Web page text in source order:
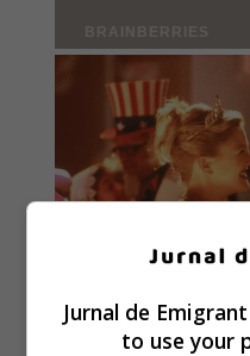
Jurnal de
to use your